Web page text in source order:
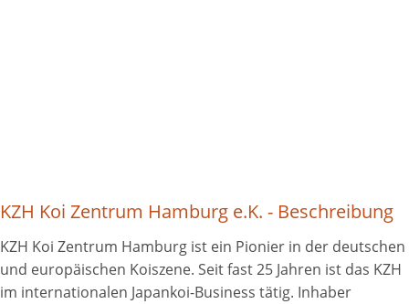
KZH Koi Zentrum Hamburg e.K. - Beschreibung
KZH Koi Zentrum Hamburg ist ein Pionier in der deutschen
und europäischen Koiszene. Seit fast 25 Jahren ist das KZH
im internationalen Japankoi-Business tätig. Inhaber